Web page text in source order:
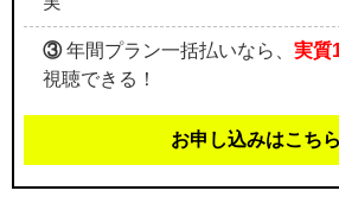
③年間プラン一括払いなら、 実質
視聴できる！
お申し込みはこちら